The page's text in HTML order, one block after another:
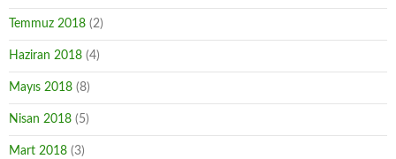
Temmuz 2018 (2)
Haziran 2018 (4)
Mayıs 2018 (8)
Nisan 2018 (5)
Mart 2018 (3)